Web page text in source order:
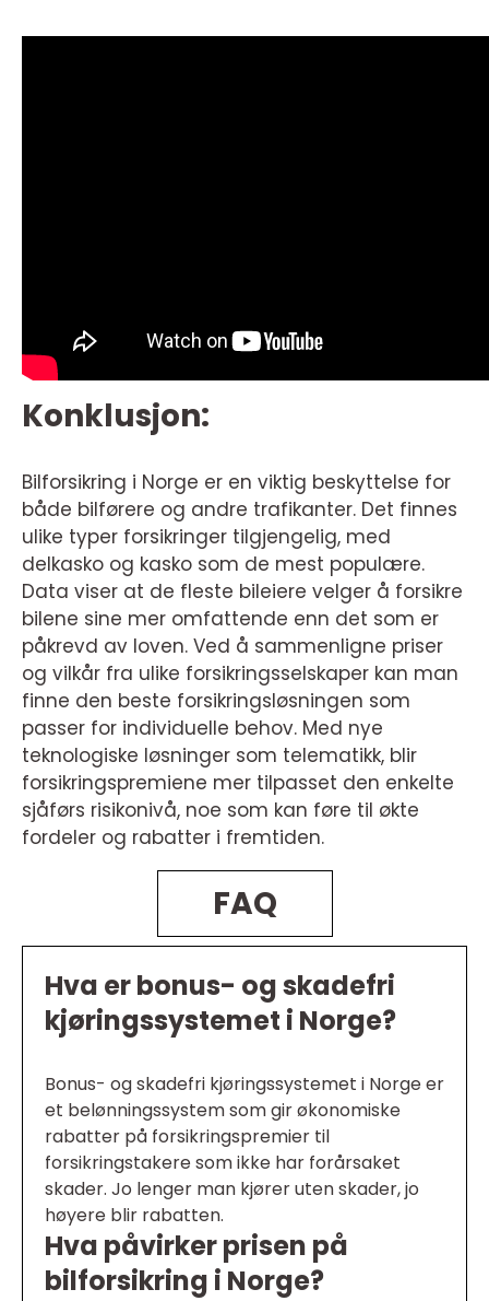
Konklusjon:
Bilforsikring i Norge er en viktig beskyttelse for
både bilførere og andre trafikanter. Det finnes
ulike typer forsikringer tilgjengelig, med
delkasko og kasko som de mest populære.
Data viser at de fleste bileiere velger å forsikre
bilene sine mer omfattende enn det som er
påkrevd av loven. Ved å sammenligne priser
og vilkår fra ulike forsikringsselskaper kan man
finne den beste forsikringsløsningen som
passer for individuelle behov. Med nye
teknologiske løsninger som telematikk, blir
forsikringspremiene mer tilpasset den enkelte
sjåførs risikonivå, noe som kan føre til økte
fordeler og rabatter i fremtiden.
FAQ
Hva er bonus- og skadefri
kjøringssystemet i Norge?
Bonus- og skadefri kjøringssystemet i Norge er
et belønningssystem som gir økonomiske
rabatter på forsikringspremier til
forsikringstakere som ikke har forårsaket
skader. Jo lenger man kjører uten skader, jo
høyere blir rabatten.
Hva påvirker prisen på
bilforsikring i Norge?